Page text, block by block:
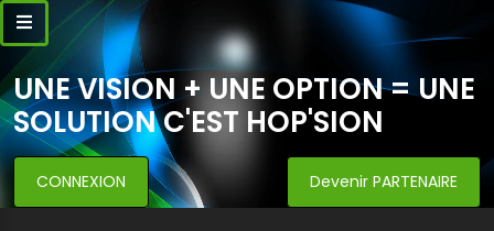
UNE VISION + UNE OPTION = UNE
SOLUTION C'EST HOP'SION
CONNEXION Devenir PARTENAIRE